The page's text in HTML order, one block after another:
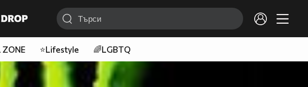
ZONE ⭐Lifestyle 🌈LGBTQ